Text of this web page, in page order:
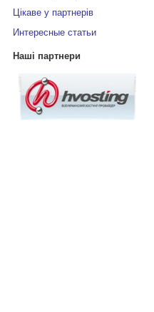
Цікаве у партнерів
Интересные статьи
Наші партнери